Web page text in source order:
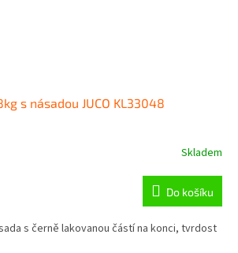
s násadou JUCO KL33048
Skladem
Do košíku
s černě lakovanou částí na konci, tvrdost